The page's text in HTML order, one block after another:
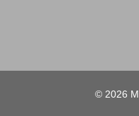
© 2026